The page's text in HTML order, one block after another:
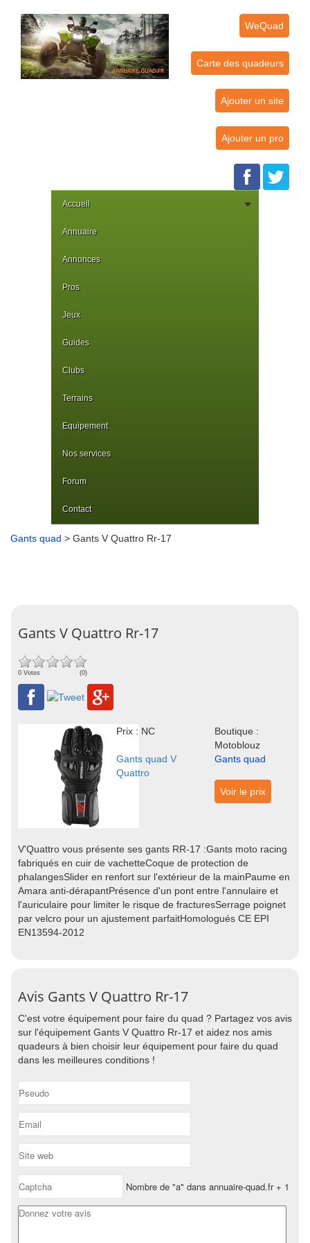
WeQuad
Carte des quadeurs
Ajouter un site
Ajouter un pro
Accueil
Annuaire
Annonces
Pros
Jeux
Guides
Clubs
Terrains
Equipement
Nos services
Forum
Contact
Gants quad > Gants V Quattro Rr-17
Gants V Quattro Rr-17
0 Votes (0)
Prix : NC
Boutique :
Motoblouz
Gants quad V
Quattro
Gants quad
Voir le prix
V'Quattro vous présente ses gants RR-17 :Gants moto racing
fabriqués en cuir de vachetteCoque de protection de
phalangesSlider en renfort sur l'extérieur de la mainPaume en
Amara anti-dérapantPrésence d'un pont entre l'annulaire et
l'auriculaire pour limiter le risque de fracturesSerrage poignet
par velcro pour un ajustement parfaitHomologués CE EPI
EN13594-2012
Avis Gants V Quattro Rr-17
C'est votre équipement pour faire du quad ? Partagez vos avis
sur l'équipement Gants V Quattro Rr-17 et aidez nos amis
quadeurs à bien choisir leur équipement pour faire du quad
dans les meilleures conditions !
Nombre de "a" dans annuaire-quad.fr + 1